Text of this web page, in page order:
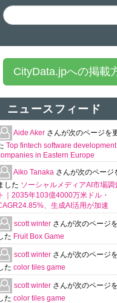
CityData.jpへの掲載
ニュースフィード
Aide Aker さんが次のページを
Top fintech software development
in Eastern Europe
Aiko Tanaka さんが次のページ
した ソーシャルメディアAI市場調
ト｜2035年103億4000万米ドル・
、生成AI活用が加速
scott winter さんが次のページ
た Fruit Box Game
scott winter さんが次のページ
た color tiles game
scott winter さんが次のページ
た color tiles game